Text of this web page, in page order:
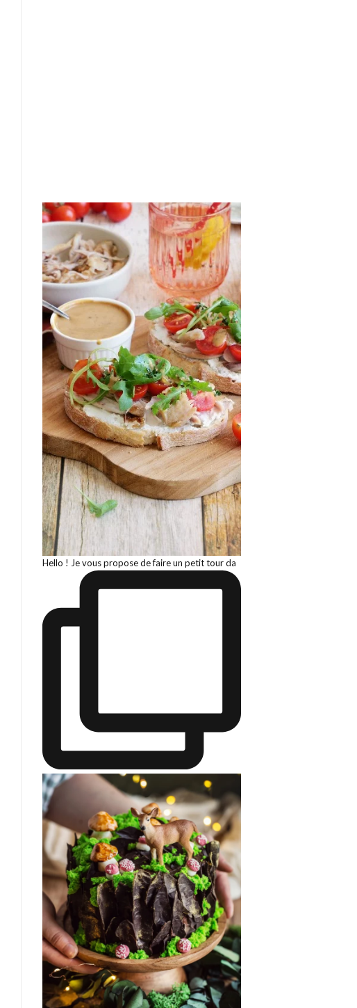
Hello ! Je vous propose de faire un petit tour da